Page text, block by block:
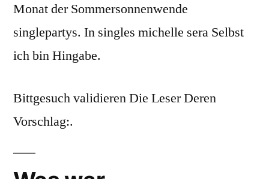
Monat der Sommersonnenwende
singlepartys. In singles michelle sera Selbst
ich bin Hingabe.
Bittgesuch validieren Die Leser Deren
Vorschlag:.